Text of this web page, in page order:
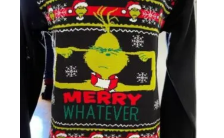
elegir
en
la
página
de
producto